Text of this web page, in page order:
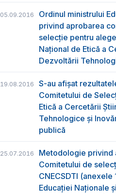
05.09.2016
Ordinul ministrului
privind aprobarea
selecție pentru
Național de Etică a
Dezvoltării
19.08.2016
S-au afişat
Comitetului de
Etică a Cercetării
Tehnologice și
publică
25.07.2016
Metodologie privind
Comitetului de
CNECSDTI (anexele
Educaţiei Naţionale